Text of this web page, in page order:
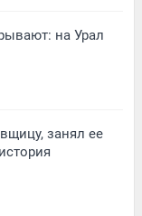
на Урал
занял ее